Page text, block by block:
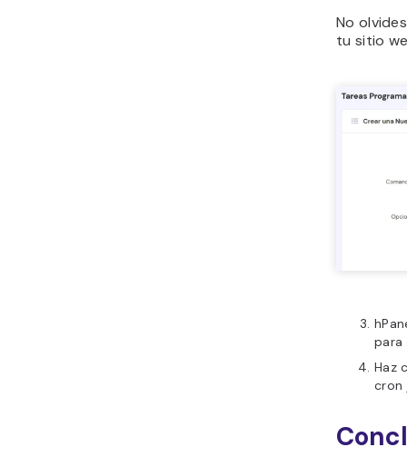
No
tu sitio
para
Haz
cron